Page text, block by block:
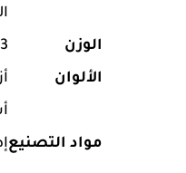
الوزن
الألوان
مواد التصنيع